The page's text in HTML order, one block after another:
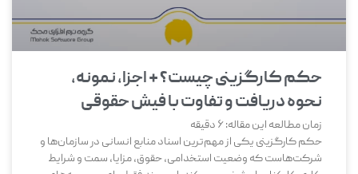
حکم کارگزینی چیست؟ + اجزا، نمونه،
نحوه دریافت و تفاوت با فیش حقوقی
زمان مطالعه این مقاله:6 دقیقه
حکم کارگزینی یکی از مهم‌ترین اسناد منابع انسانی در سازمان‌ها و
شرکت‌هاست که وضعیت استخدامی، حقوق، مزایا، سمت و شرایط